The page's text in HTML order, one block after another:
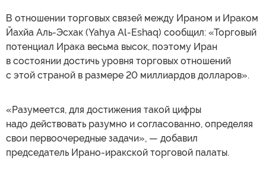
В отношении торговых связей между Ираном и Ираком
Йахйа Аль-Эсхак (Yahya Al-Eshaq) сообщил: «Торговый
потенциал Ирака весьма высок, поэтому Иран
в состоянии достичь уровня торговых отношений
с этой страной в размере 20 миллиардов долларов».
«Разумеется, для достижения такой цифры
надо действовать разумно и согласованно, определяя
свои первоочередные задачи», — добавил
председатель Ирано-иракской торговой палаты.